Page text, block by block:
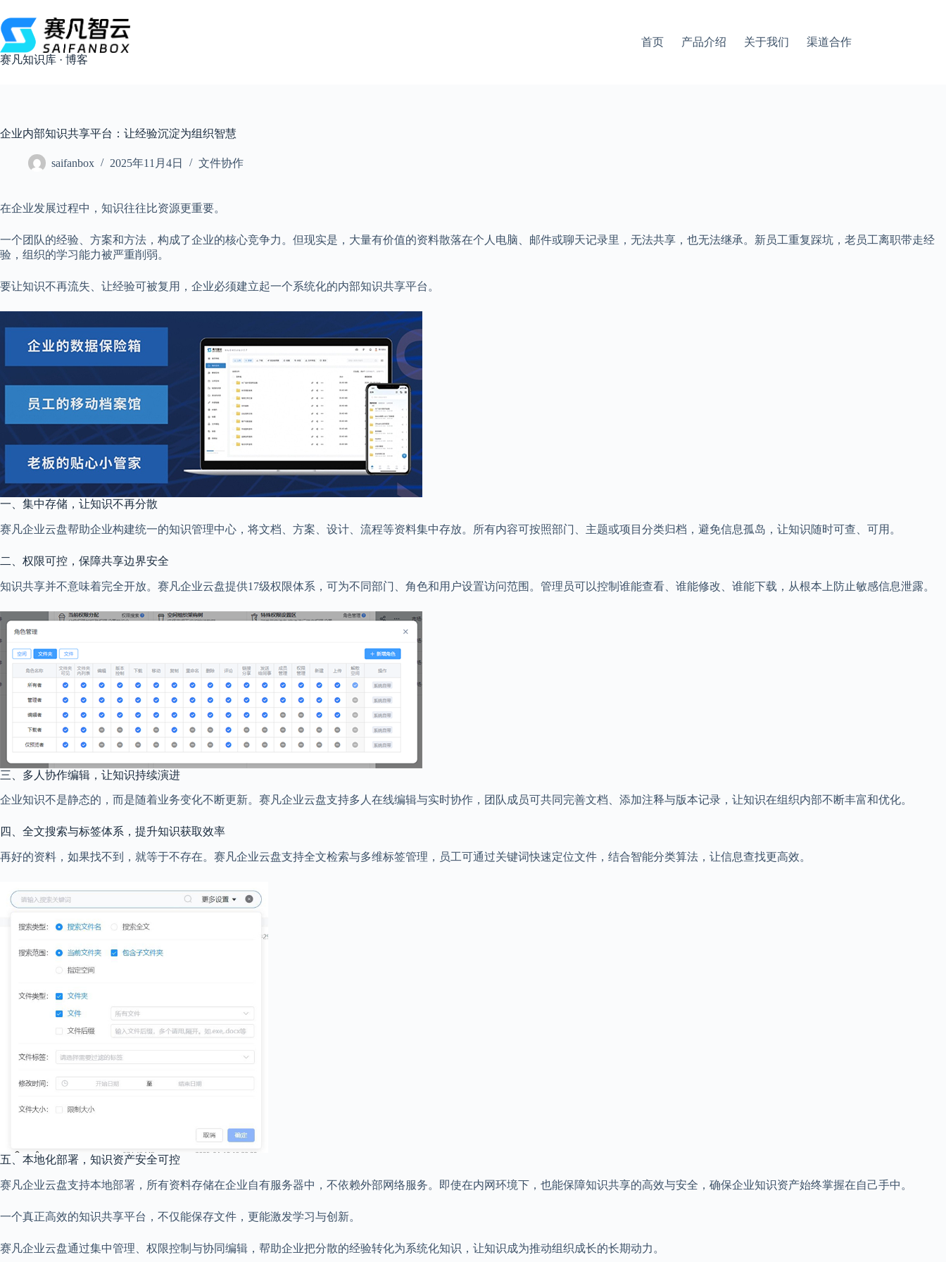
过
内
容
赛凡知识库 · 博客
首页 产品介绍 关于我们 渠道合作
企业内部知识共享平台：让经验沉淀为组织智慧
saifanbox 2025年11月4日 文件协作
在企业发展过程中，知识往往比资源更重要。
一个团队的经验、方案和方法，构成了企业的核心竞争力。但现实是，大量有价值的资料散落在个人电脑、邮件或聊天记录里，无法共享，也无法继承。新员工重复踩坑，老员工离职带走经
验，组织的学习能力被严重削弱。
要让知识不再流失、让经验可被复用，企业必须建立起一个系统化的内部知识共享平台。
一、集中存储，让知识不再分散
赛凡企业云盘帮助企业构建统一的知识管理中心，将文档、方案、设计、流程等资料集中存放。所有内容可按照部门、主题或项目分类归档，避免信息孤岛，让知识随时可查、可用。
二、权限可控，保障共享边界安全
知识共享并不意味着完全开放。赛凡企业云盘提供17级权限体系，可为不同部门、角色和用户设置访问范围。管理员可以控制谁能查看、谁能修改、谁能下载，从根本上防止敏感信息泄露。
三、多人协作编辑，让知识持续演进
企业知识不是静态的，而是随着业务变化不断更新。赛凡企业云盘支持多人在线编辑与实时协作，团队成员可共同完善文档、添加注释与版本记录，让知识在组织内部不断丰富和优化。
四、全文搜索与标签体系，提升知识获取效率
再好的资料，如果找不到，就等于不存在。赛凡企业云盘支持全文检索与多维标签管理，员工可通过关键词快速定位文件，结合智能分类算法，让信息查找更高效。
五、本地化部署，知识资产安全可控
赛凡企业云盘支持本地部署，所有资料存储在企业自有服务器中，不依赖外部网络服务。即使在内网环境下，也能保障知识共享的高效与安全，确保企业知识资产始终掌握在自己手中。
一个真正高效的知识共享平台，不仅能保存文件，更能激发学习与创新。
赛凡企业云盘通过集中管理、权限控制与协同编辑，帮助企业把分散的经验转化为系统化知识，让知识成为推动组织成长的长期动力。